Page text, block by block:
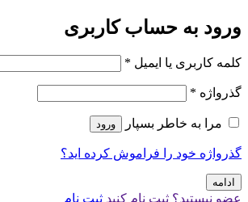
ورود به حساب کاربری
کلمه کاربری یا ایمیل *
گذرواژه *
مرا به خاطر بسپار ورود
گذرواژه خود را فراموش کرده اید؟
ادامه
عضو نیستید؟ ثبت نام کنید ثبت نام